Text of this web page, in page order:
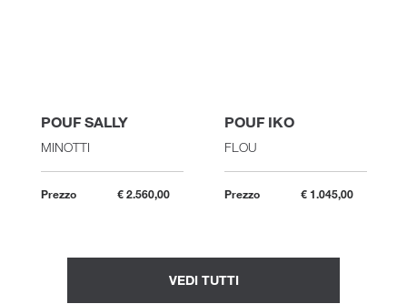
POUF SALLY
MINOTTI
Prezzo € 2.560,00
POUF IKO
FLOU
Prezzo € 1.045,00
VEDI TUTTI